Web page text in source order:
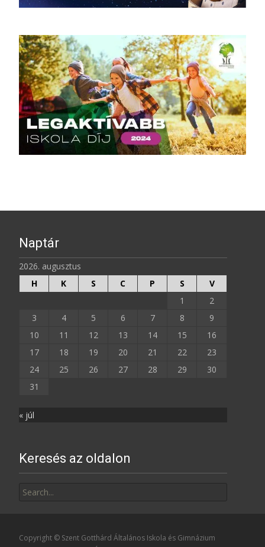
Naptár
2026. augusztus
H
K S C P S
V
1
2
3
4 5 6 7 8
9
10
11 12 13 14 15
16
17
18 19 20 21 22
23
24
25 26 27 28 29
30
31
« júl
Keresés az oldalon
for:
Copyright © Szent Gotthárd Általános Iskola és Gimnázium